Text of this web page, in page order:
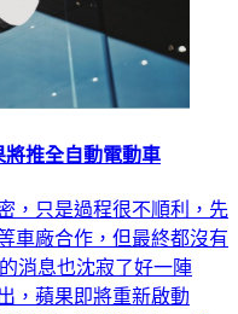
，只是過程很不順利，先
車廠合作，但最終都沒有
消息也沈寂了好一陣